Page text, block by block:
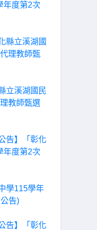
年度第2次
縣立溪湖國
理教師甄
立溪湖國民
教師甄選
告】「彰化
年度第2次
學115學年
告)
告】「彰化